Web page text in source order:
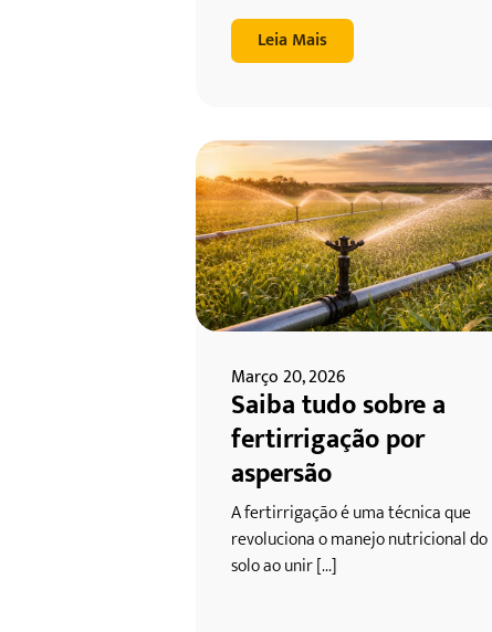
Leia Mais
Março 20, 2026
Saiba tudo sobre a
fertirrigação por
aspersão
A fertirrigação é uma técnica que
revoluciona o manejo nutricional do
solo ao unir [...]